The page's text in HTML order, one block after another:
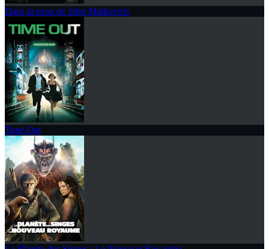
Dans la peau de John Malkovich
Time Out